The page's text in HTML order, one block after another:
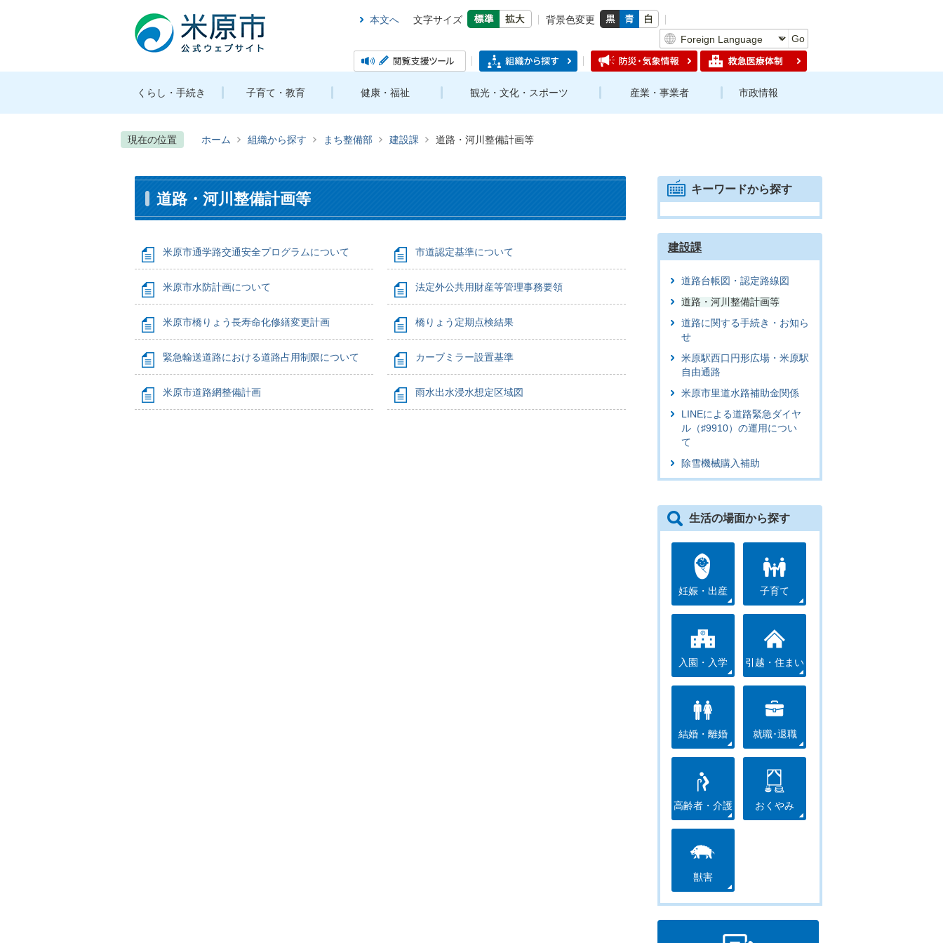
本文へ 文字サイズ
背景色変更
Go
くらし・手続き 子育て・教育 健康・福祉 観光・文化・スポーツ 産業・事業者 市政情報
現在の位置 ホーム 組織から探す まち整備部 建設課 道路・河川整備計画等
道路・河川整備計画等
米原市通学路交通安全プログラムについて 市道認定基準について
米原市水防計画について 法定外公共用財産等管理事務要領
米原市橋りょう長寿命化修繕変更計画 橋りょう定期点検結果
緊急輸送道路における道路占用制限について カーブミラー設置基準
米原市道路網整備計画 雨水出水浸水想定区域図
キーワードから探す
建設課
道路台帳図・認定路線図
道路・河川整備計画等
道路に関する手続き・お知ら
せ
米原駅西口円形広場・米原駅
自由通路
米原市里道水路補助金関係
LINEによる道路緊急ダイヤ
ル（♯9910）の運用につい
て
除雪機械購入補助
生活の場面から探す
妊娠・出産 子育て
入園・入学 引越・住まい
結婚・離婚 就職･退職
高齢者・介護 おくやみ
獣害